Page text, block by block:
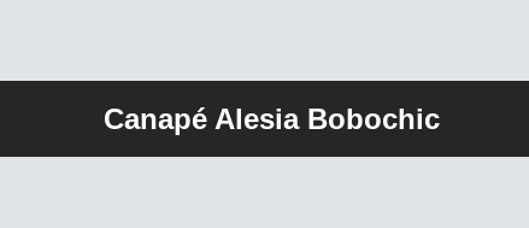
Canapé Alesia Bobochic